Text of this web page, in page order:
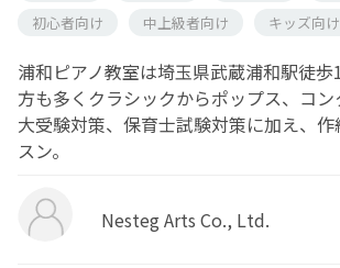
初心者向け
中上級者向け キッズ向け
浦和ピアノ教室は埼玉県武蔵浦和駅徒
方も多くクラシックからポップス、コ
大受験対策、保育士試験対策に加え、
スン。
Nesteg Arts Co., Ltd.